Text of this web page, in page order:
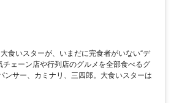
食いスターが、いまだに完食者がいない“デ
チェーン店や行列店のグルメを全部食べるグ
ンサー、カミナリ、三四郎。大食いスターは